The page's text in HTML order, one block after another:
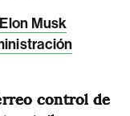
Musk
control de